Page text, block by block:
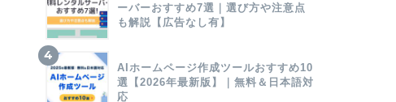
ーバーおすすめ7選｜選び方や注意点
も解説【広告なし有】
AIホームページ作成ツールおすすめ10
選【2026年最新版】｜無料＆日本語対
応